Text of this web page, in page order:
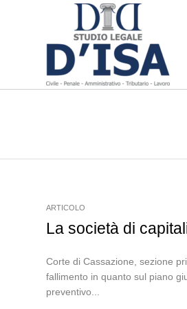
ARTICOLO
La società di
Corte di Cassazione, sezione
fallimento in quanto sul piano
preventivo...